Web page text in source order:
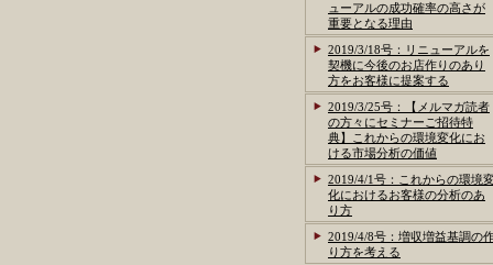
ューアルの成功確率の高さが
重要となる理由
2019/3/18号：リニューアルを
契機に今後のお店作りのあり
方をお客様に提案する
2019/3/25号：【メルマガ読者
の方々にセミナーご招待特
典】これからの環境変化にお
ける市場分析の価値
2019/4/1号：これからの環境
化におけるお客様の分析のあ
り方
2019/4/8号：増収増益基調の
り方を考える